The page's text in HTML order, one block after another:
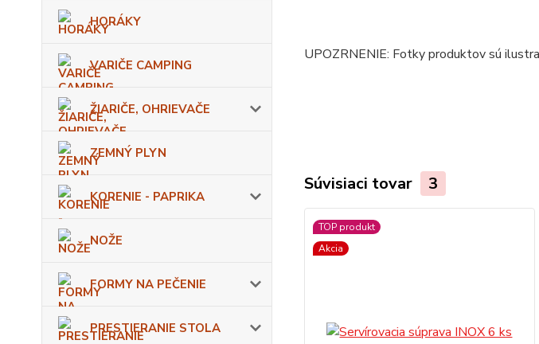
HORÁKY
VARIČE CAMPING
ŽIARIČE, OHRIEVAČE
ZEMNÝ PLYN
KORENIE - PAPRIKA
NOŽE
FORMY NA PEČENIE
PRESTIERANIE STOLA
UPOZRNENIE: Fotky produktov sú
Súvisiaci tovar 3
TOP produkt
Akcia